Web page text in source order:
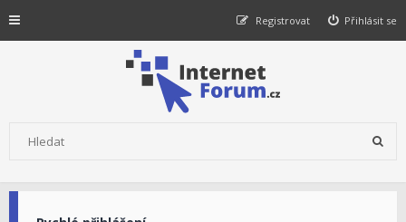
Přihlásit se
Registrovat